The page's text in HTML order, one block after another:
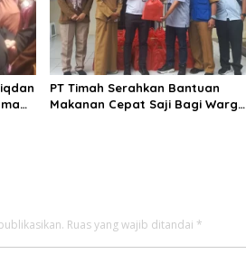
PT Timah Serahkan Bantuan
Makanan Cepat Saji Bagi Warga
Ruas yang wajib ditandai *